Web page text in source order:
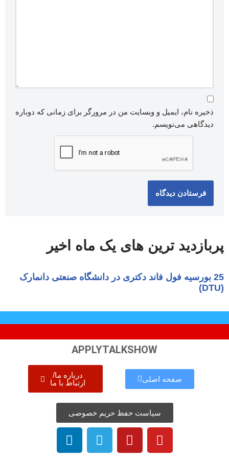
ذخیره نام، ایمیل و وبسایت من در مرورگر برای زمانی که دوباره
دیدگاهی می‌نویسم.
پربازدید ترین های یک ماه اخیر
APPLYTALKSHOW
صفحه اصلی
درباره ما/
ارتباط با ما
سیاست حفظ حریم خصوصی